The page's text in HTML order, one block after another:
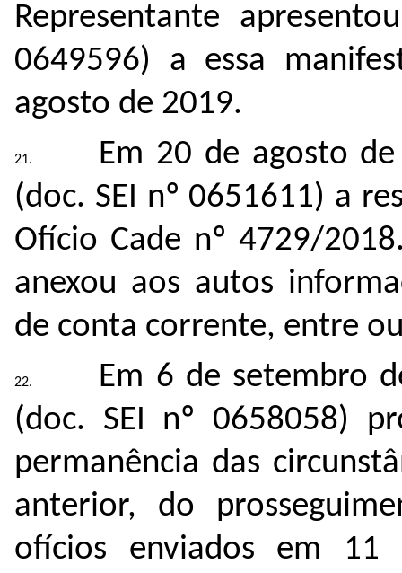
Representante
0649596) a essa
agosto de 2019.
Em 20 de agosto
(doc. SEI nº 0651611) a
Ofício Cade nº 4729/
anexou aos autos
de conta corrente, entre
Em 6 de setembro
(doc. SEI nº 0658058)
permanência das
anterior, do
ofícios enviados em 11